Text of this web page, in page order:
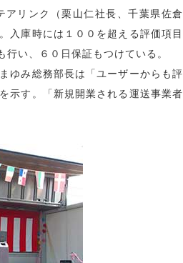
リンク（栗山仁社長、千葉県佐倉
入庫時には１００を超える評価項目
い、６０日保証もつけている。
ゆみ総務部長は「ユーザーからも評
示す。「新規開業される運送事業者